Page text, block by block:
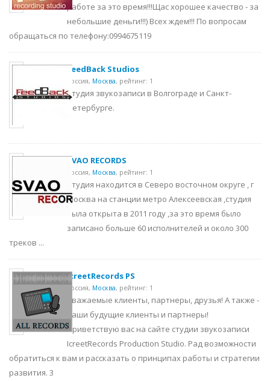
работе за это время!!!Щас хорошее качество - за
небольшие деньги!!!) Всех ждем!!! По вопросам
обращаться по телефону:0994675119
FeedBack Studios
Россия, Москва, рейтинг: 1
Студия звукозаписи в Волгограде и Санкт-
Петербурге.
SVAO RECORDS
Россия, Москва, рейтинг: 1
Студия находится в Северо восточном округе , г
Москва на станции метро Алексеевская ,студия
была открыта в 2011 году ,за это время было
записано больше 60 исполнителей и около 300
треков ...
IcreetRecords PS
Россия, Москва, рейтинг: 1
Уважаемые клиенты, партнеры, друзья! А также -
наши будущие клиенты и партнеры!
Приветствую вас на сайте студии звукозаписи
IcreetRecords Production Studio. Рад возможности
обратиться к вам и рассказать о принципах работы и стратегии
развития. 3